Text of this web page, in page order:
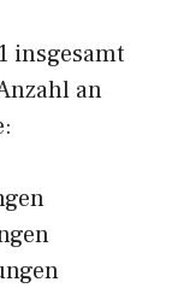
insgesamt
an